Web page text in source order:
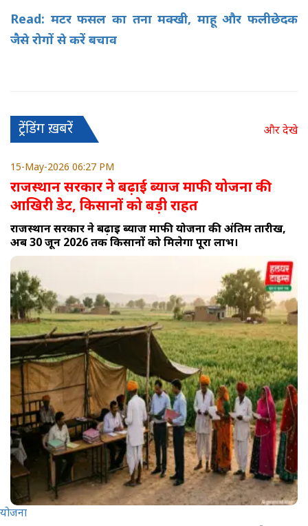
Read: मटर फसल का तना मक्खी, माहू और फलीछेदक
जैसे रोगों से करें बचाव
ट्रेंडिंग ख़बरें और देखे
15-May-2026 06:27 PM
राजस्थान सरकार ने बढ़ाई ब्याज माफी योजना की
आखिरी डेट, किसानों को बड़ी राहत
राजस्थान सरकार ने बढ़ाई ब्याज माफी योजना की अंतिम तारीख,
अब 30 जून 2026 तक किसानों को मिलेगा पूरा लाभ।
योजना